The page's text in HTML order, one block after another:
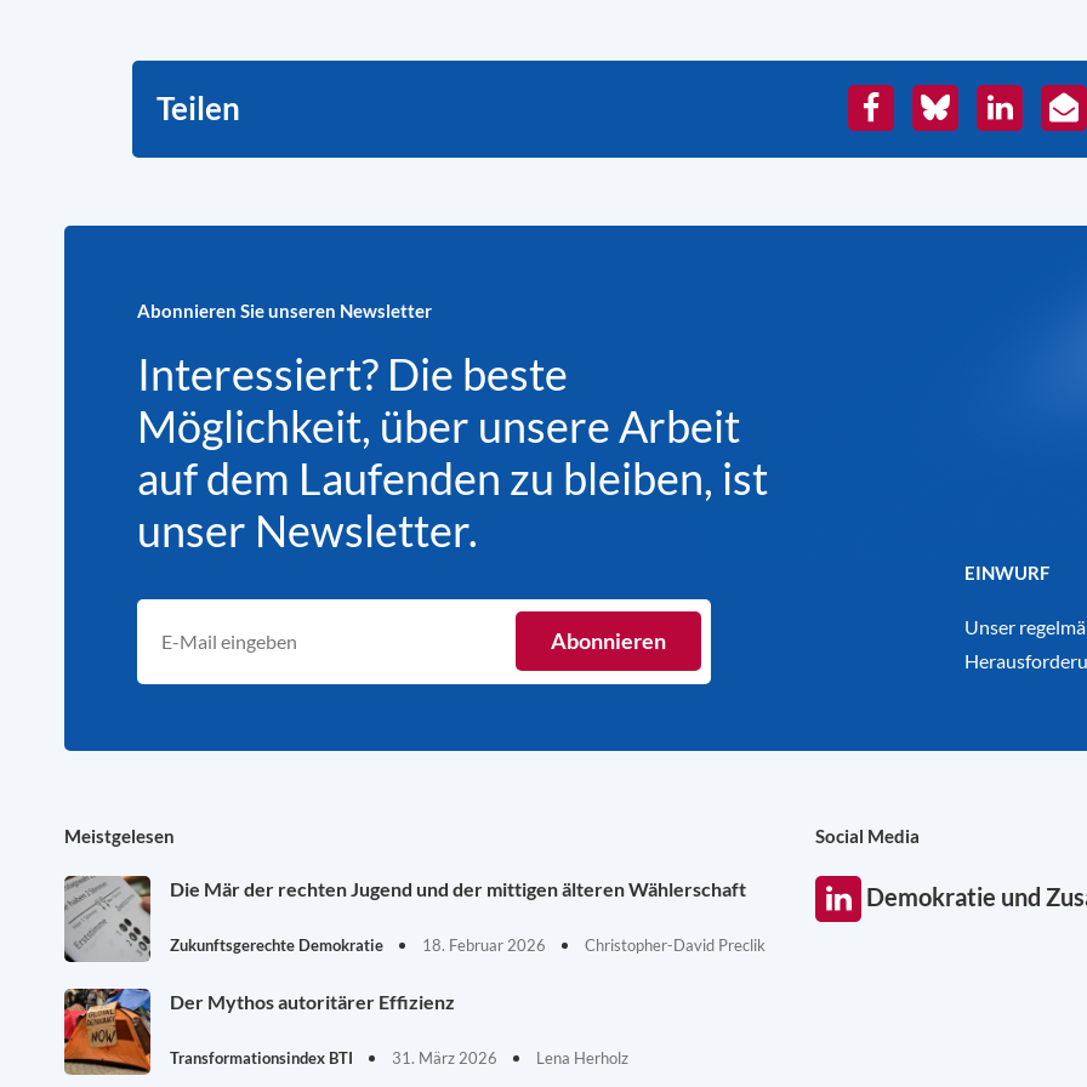
Teilen FacebookBlueskyLinkedIn
E-
Abonnieren Sie unseren Newsletter
Interessiert? Die beste
Möglichkeit, über unsere Arbeit
auf dem Laufenden zu bleiben, ist
unser Newsletter.
EINWURF
Unser
Meistgelesen
Die Mär der rechten Jugend und der mittigen älteren Wählerschaft
Zukunftsgerechte Demokratie 18. Februar 2026 Christopher-David Preclik
Der Mythos autoritärer Effizienz
Transformationsindex BTI 31. März 2026 Lena Herholz
Social Media
Demokratie und